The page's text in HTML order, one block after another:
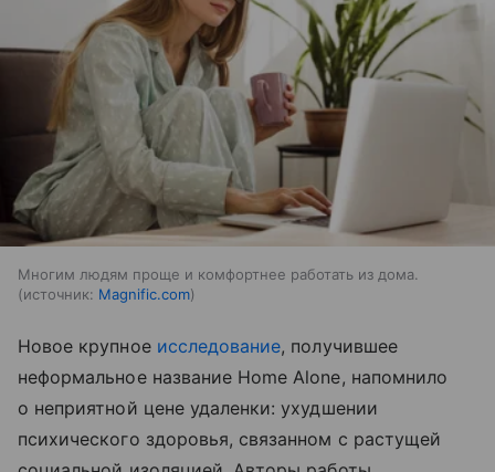
Многим людям проще и комфортнее работать из дома.
источник: Magnific.com
Новое крупное исследование, получившее
неформальное название Home Alone, напомнило
о неприятной цене удаленки: ухудшении
психического здоровья, связанном с растущей